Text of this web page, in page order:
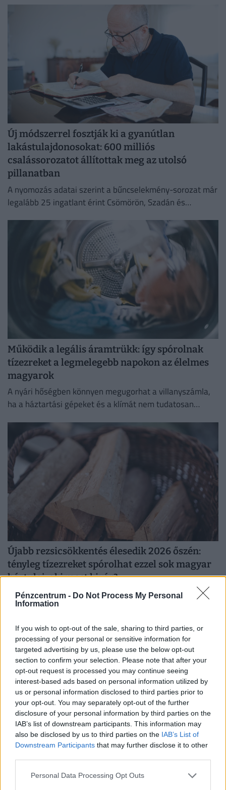
Pénzcentrum - Do Not Process My Personal
Information
If you wish to opt-out of the sale, sharing to third parties, or
processing of your personal or sensitive information for
targeted advertising by us, please use the below opt-out
section to confirm your selection. Please note that after your
opt-out request is processed you may continue seeing
interest-based ads based on personal information utilized by
us or personal information disclosed to third parties prior to
your opt-out. You may separately opt-out of the further
disclosure of your personal information by third parties on the
IAB’s list of downstream participants. This information may
also be disclosed by us to third parties on the IAB’s List of
Downstream Participants that may further disclose it to other
Personal Data Processing Opt Outs
Új módszerrel fosztják ki a gyanútlan
lakástulajdonosokat: 600 milliós
csalássorozatot állítottak meg az utolsó
pillanatban
A nyomozás adatai szerint a bűncselekmény-sorozat már
legalább 25 ingatlant érint Csömörön, Szadán és
Működik a legális áramtrükk: így spórolnak
tízezreket a legmelegebb napokon az élelmes
magyarok
A nyári hőségben könnyen megugorhat a villanyszámla,
ha a háztartási gépeket és a klímát nem tudatosan
Újabb rezsicsökkentés élesedik 2026 őszén:
tényleg tízezreket spórolhat ezzel sok magyar
háztulaj, aki most kivár?
A tűzifa áfája már ősszel 27 százalékról 5 százalékra
csökkenhet, ami több százezer magyar háztartás
sem épült a tavasz óta